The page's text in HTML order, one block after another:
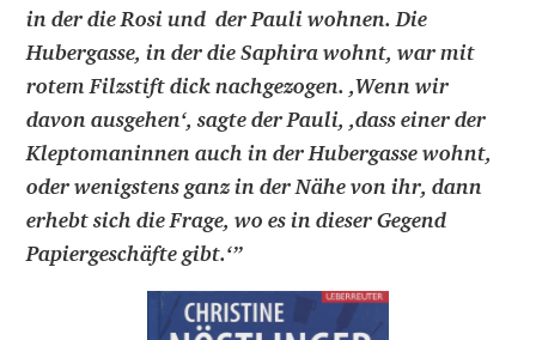
in der die Rosi und der Pauli wohnen. Die
Hubergasse, in der die Saphira wohnt, war mit
rotem Filzstift dick nachgezogen. ,Wenn wir
davon ausgehen‘, sagte der Pauli, ,dass einer der
Kleptomaninnen auch in der Hubergasse wohnt,
oder wenigstens ganz in der Nähe von ihr, dann
erhebt sich die Frage, wo es in dieser Gegend
Papiergeschäfte gibt.‘”